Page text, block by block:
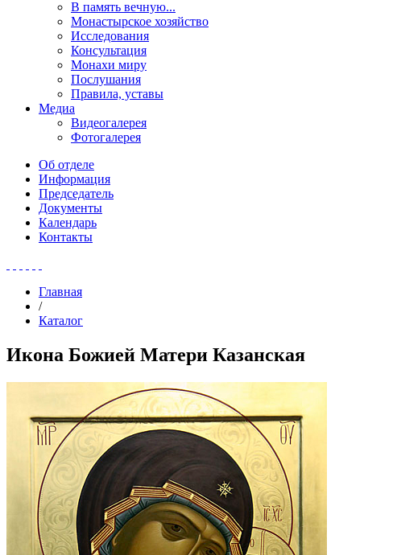
В память вечную...
Монастырское хозяйство
Исследования
Консультация
Монахи миру
Послушания
Правила, уставы
Медиа
Видеогалерея
Фотогалерея
Об отделе
Информация
Председатель
Документы
Календарь
Контакты
Главная
/
Каталог
Икона Божией Матери Казанская